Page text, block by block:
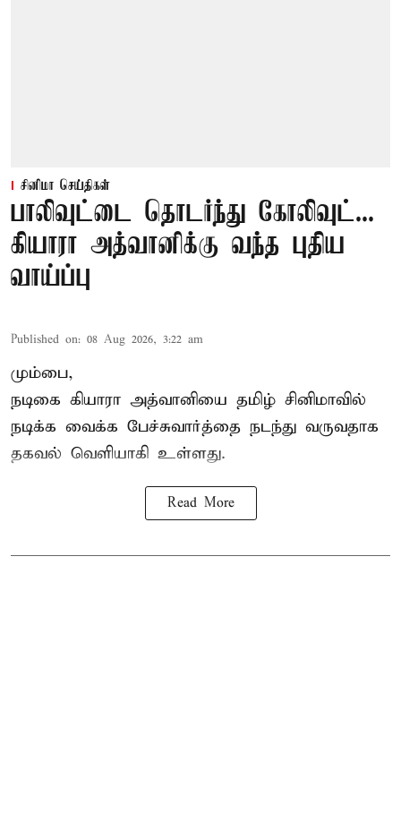
சினிமா செய்திகள்
பாலிவுட்டை தொடர்ந்து கோலிவுட்...
கியாரா அத்வானிக்கு வந்த புதிய
வாய்ப்பு
Published on: 08 Aug 2026, 3:22 am
மும்பை,
நடிகை கியாரா அத்வானியை தமிழ் சினிமாவில்
நடிக்க வைக்க பேச்சுவார்த்தை நடந்து வருவதாக
தகவல் வெளியாகி உள்ளது.
Read More